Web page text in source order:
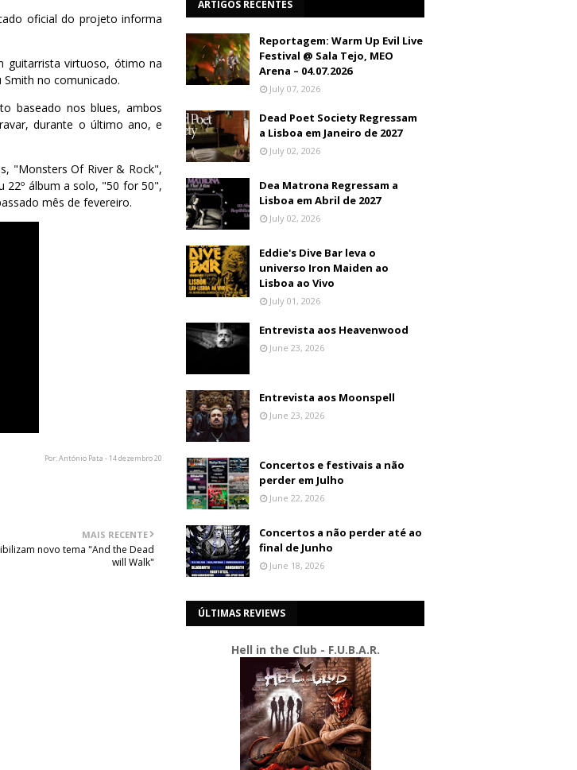
oficial do projeto informa
guitarrista virtuoso, ótimo na
no comunicado.
baseado nos blues, ambos
durante o último ano, e
"Monsters Of River & Rock",
22º álbum a solo, "50 for 50",
mês de fevereiro.
Por: António Pata - 14 dezembro 20
MAIS RECENTE
novo tema "And the Dead
will Walk"
ARTIGOS RECENTES
Reportagem: Warm Up Evil Live
Festival @ Sala Tejo, MEO
Arena – 04.07.2026
July 07, 2026
Dead Poet Society Regressam
a Lisboa em Janeiro de 2027
July 02, 2026
Dea Matrona Regressam a
Lisboa em Abril de 2027
July 02, 2026
Eddie's Dive Bar leva o
universo Iron Maiden ao
Lisboa ao Vivo
July 01, 2026
Entrevista aos Heavenwood
June 23, 2026
Entrevista aos Moonspell
June 23, 2026
Concertos e festivais a não
perder em Julho
June 22, 2026
Concertos a não perder até ao
final de Junho
June 18, 2026
ÚLTIMAS REVIEWS
Hell in the Club - F.U.B.A.R.